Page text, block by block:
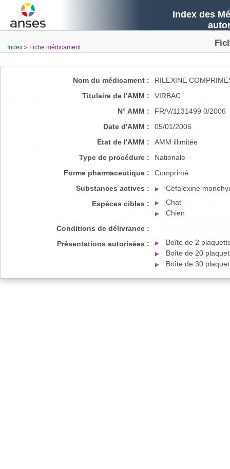
Index des
Index Fiche médicament
Nom du médicament :
RILEXINE
Titulaire de l'AMM :
VIRBAC
N° AMM :
FR/V/1131499 0/2006
Date d'AMM :
05/01/2006
Etat de l'AMM :
AMM illimitée
Type de procédure :
Nationale
Forme pharmaceutique :
Comprimé
Substances actives :
Céfalexine
Espèces cibles :
Chat
Chien
Conditions de délivrance :
Présentations autorisées :
Boîte de 2
Boîte de 20
Boîte de 30